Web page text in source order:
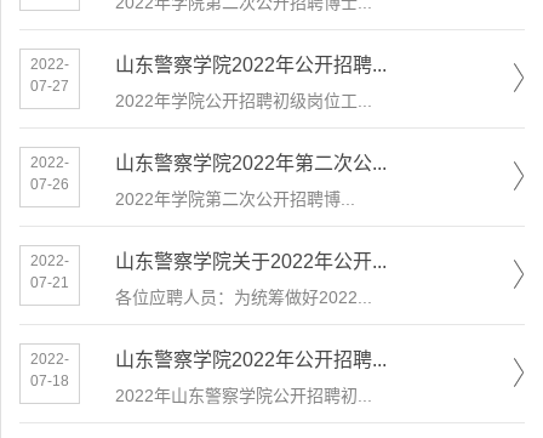
2022-
07-27
山东警察学院2022年公开招聘...
2022年学院公开招聘初级岗位工...
2022-
07-26
山东警察学院2022年第二次公...
​2022年学院第二次公开招聘博...
2022-
07-21
山东警察学院关于2022年公开...
各位应聘人员：为统筹做好2022...
2022-
07-18
山东警察学院2022年公开招聘...
2022年山东警察学院公开招聘初...